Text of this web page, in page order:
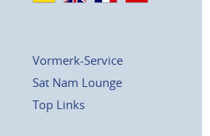
Vormerk-Service
Sat Nam Lounge
Top Links